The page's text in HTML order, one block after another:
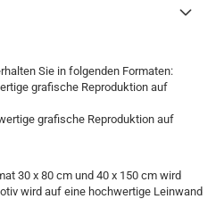
Sie in folgenden Formaten:
grafische Reproduktion auf
grafische Reproduktion auf
30 x 80 cm und 40 x 150 cm wird
wird auf eine hochwertige Leinwand